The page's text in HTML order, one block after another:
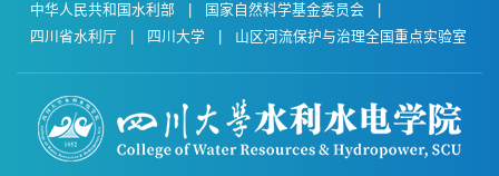
中华人民共和国水利部
国家自然科学基金委员会
四川省水利厅
四川大学 山区河流保护与治理全国重点实验室